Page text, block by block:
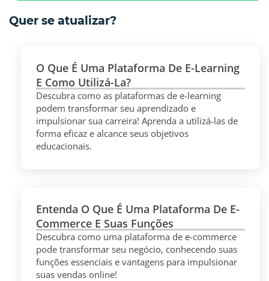
Quer se atualizar?
O Que É Uma Plataforma De E-Learning
E Como Utilizá-La?
Descubra como as plataformas de e-learning
podem transformar seu aprendizado e
impulsionar sua carreira! Aprenda a utilizá-las de
forma eficaz e alcance seus objetivos
educacionais.
Entenda O Que É Uma Plataforma De E-
Commerce E Suas Funções
Descubra como uma plataforma de e-commerce
pode transformar seu negócio, conhecendo suas
funções essenciais e vantagens para impulsionar
suas vendas online!